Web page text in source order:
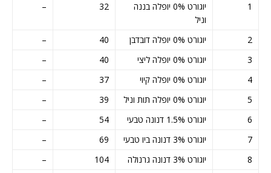
1
יוגורט 0% יופלה בננה
וניל
32
–
2 יוגורט 0% יופלה דובדבן 40
–
3
יוגורט 0% יופלה ליצי 40
–
4
יוגורט 0% יופלה קיוי 37
–
5
יוגורט 0% יופלה תות וניל 39
–
6
יוגורט 1.5% דנונה טבעי 54
–
7
יוגורט 3% דנונה ביו טבעי 69
–
8
יוגורט 3% דנונה גרנולה 104
–